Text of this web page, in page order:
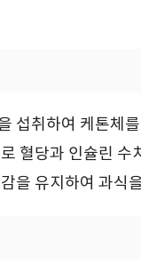
섭취하여 케톤체
혈당과 인슐린 수
을 유지하여 과식